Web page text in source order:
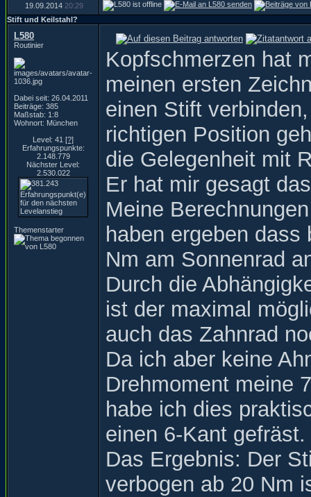
19.09.2014 20:29
Stift und Keilstahl?
L580
Routinier
Dabei seit: 26.04.2011
Beiträge: 385
Maßstab: 1:8
Wohnort: München
Level: 41 [?]
Erfahrungspunkte:
2.148.779
Nächster Level:
2.530.022
Themenstarter
Kopfschmerzen hat
meinen ersten
einen Stift
richtigen Position
die Gelegenheit mit
Er hat mir gesagt
Meine
haben ergeben
Nm am Sonnenrad
Durch die
ist der maximal
auch das Zahnrad
Da ich aber keine
Drehmoment meine
habe ich dies
einen 6-Kant gefräst.
Das Ergebnis: Der
verbogen ab 20 Nm